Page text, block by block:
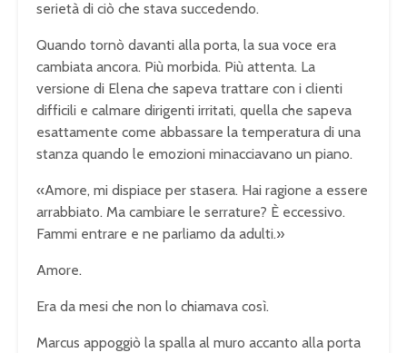
serietà di ciò che stava succedendo.
Quando tornò davanti alla porta, la sua voce era
cambiata ancora. Più morbida. Più attenta. La
versione di Elena che sapeva trattare con i clienti
difficili e calmare dirigenti irritati, quella che sapeva
esattamente come abbassare la temperatura di una
stanza quando le emozioni minacciavano un piano.
«Amore, mi dispiace per stasera. Hai ragione a essere
arrabbiato. Ma cambiare le serrature? È eccessivo.
Fammi entrare e ne parliamo da adulti.»
Amore.
Era da mesi che non lo chiamava così.
Marcus appoggiò la spalla al muro accanto alla porta